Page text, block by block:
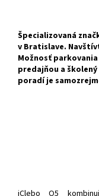
Špecializovaná
v Bratislave.
Možnosť
predajňou a
poradí je
iClebo O5